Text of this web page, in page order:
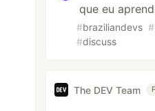
que eu
#braziliandevs #
#discuss
The DEV Team